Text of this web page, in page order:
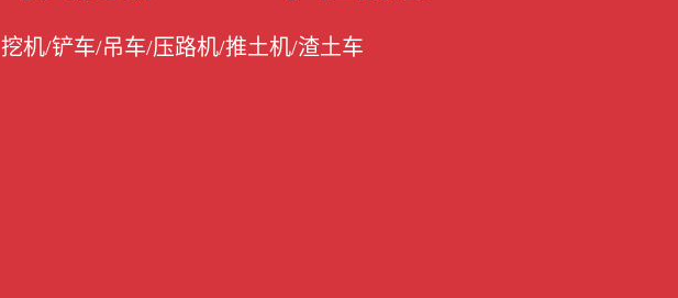
挖机/铲车/吊车/压路机/推土机/渣土车